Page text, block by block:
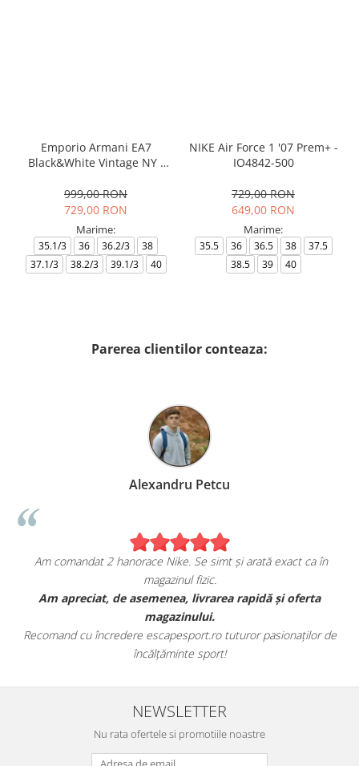
Emporio Armani EA7
Black&White Vintage NY -
999,00 RON
729,00 RON
Marime:
35.1/3 36 36.2/3
38
37.1/3
38.2/3 39.1/3 40
NIKE Air Force 1 '07 Prem+ -
IO4842-500
729,00 RON
649,00 RON
Marime:
35.5 36 36.5 38
37.5
38.5
39 40
Parerea clientilor conteaza:
Alexandru Petcu
Am comandat 2 hanorace Nike. Se simt și arată exact ca în
magazinul fizic.
Am apreciat, de asemenea, livrarea rapidă și oferta
magazinului.
Recomand cu încredere escapesport.ro tuturor pasionaților de
încălțăminte sport!
NEWSLETTER
Nu rata ofertele si promotiile noastre